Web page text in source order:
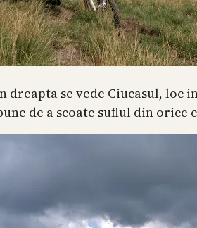
se vede Ciucasul, loc
de a scoate suflul din orice